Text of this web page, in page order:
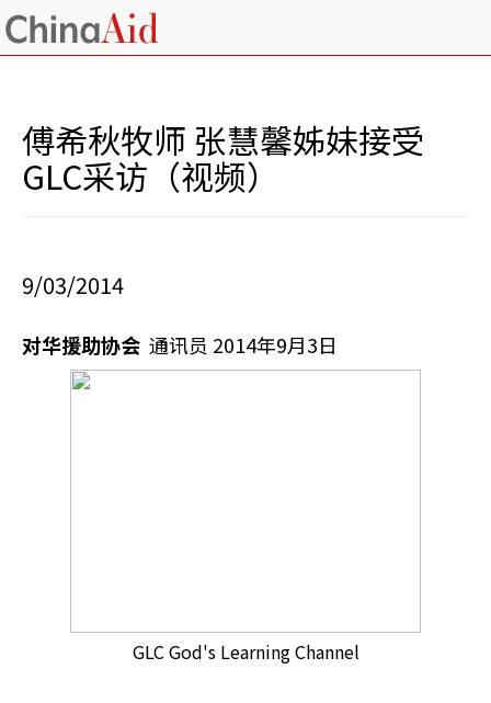
傅希秋牧师 张慧馨姊妹接受
GLC采访（视频）
9/03/2014
对华援助协会 通讯员 2014年9月3日
GLC God's Learning Channel